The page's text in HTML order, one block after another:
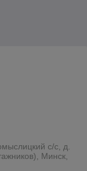
с/с, д.
Минск,